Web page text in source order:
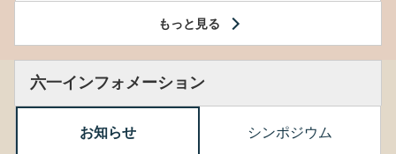
もっと見る
六一インフォメーション
お知らせ シンポジウム